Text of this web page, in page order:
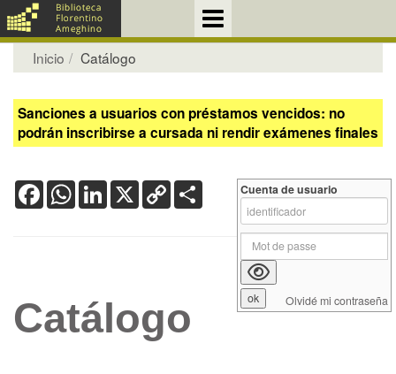
Inicio Catálogo
Sanciones a usuarios con préstamos vencidos: no
podrán inscribirse a cursada ni rendir exámenes finales
FacebookWhatsApp
LinkedIn
X Copy
Link
Catálogo
Cuenta de usuario
Olvidé mi contraseña